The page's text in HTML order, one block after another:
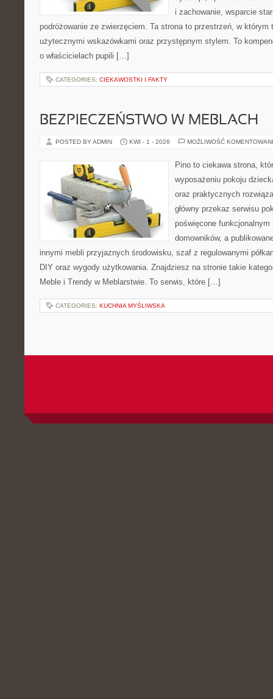
i zachowanie, wsparcie
podróżowanie ze zwierzęciem. Ta strona to przestrzeń, w
użytecznymi wskazówkami oraz przystępnym stylem. To
o właścicielach pupili […]
CATEGORIES: CIEKAWOSTKI I FAKTY
BEZPIECZEŃSTWO W MEBLACH
POSTED BY ADMIN KWI - 1 - 2026 MOŻLIWOŚĆ
Pino to ciekawa strona,
wyposażeniu pokoju
oraz praktycznych
główny przekaz serwisu
poświęcone
domowników, a
innymi mebli przyjaznych środowisku, szaf z regulowanymi
DIY oraz wygody użytkowania. Znajdziesz na stronie takie
Meble i Trendy w Meblarstwie. To serwis, które […]
CATEGORIES: KUCHNIA MYŚLIWSKA